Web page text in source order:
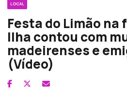
LOCAL
Festa do Limão na
Ilha contou com
madeirenses e
(Vídeo)